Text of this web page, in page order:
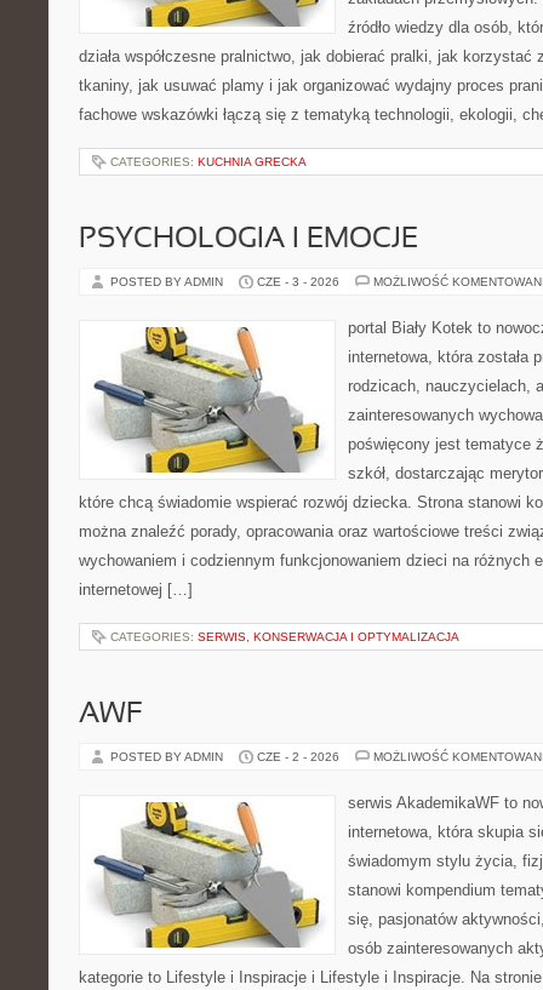
źródło wiedzy dla osób,
działa współczesne pralnictwo, jak dobierać pralki, jak korzystać
tkaniny, jak usuwać plamy i jak organizować wydajny proces
fachowe wskazówki łączą się z tematyką technologii, ekologii,
CATEGORIES: KUCHNIA GRECKA
PSYCHOLOGIA I EMOCJE
POSTED BY ADMIN CZE - 3 - 2026 MOŻLIWOŚĆ
portal Biały Kotek to
internetowa, która została
rodzicach, nauczycielach,
zainteresowanych
poświęcony jest tematyce
szkół, dostarczając
które chcą świadomie wspierać rozwój dziecka. Strona stanowi
można znaleźć porady, opracowania oraz wartościowe treści
wychowaniem i codziennym funkcjonowaniem dzieci na różnych
internetowej […]
CATEGORIES: SERWIS, KONSERWACJA I OPTYMALIZACJA
AWF
POSTED BY ADMIN CZE - 2 - 2026 MOŻLIWOŚĆ
serwis AkademikaWF to
internetowa, która skupia
świadomym stylu życia,
stanowi kompendium
się, pasjonatów
osób zainteresowanych
kategorie to Lifestyle i Inspiracje i Lifestyle i Inspiracje. Na